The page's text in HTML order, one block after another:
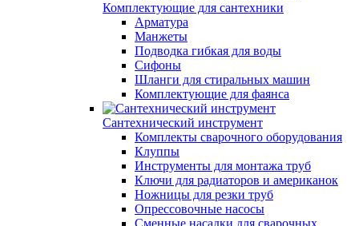
Комплектующие для сантехники
Арматура
Манжеты
Подводка гибкая для воды
Сифоны
Шланги для стиральных машин
Комплектующие для фаянса
Сантехнический инструмент
Комплекты сварочного оборудования
Клуппы
Инструменты для монтажа труб
Ключи для радиаторов и американок
Ножницы для резки труб
Опрессовочные насосы
Сменные насадки для сварочных